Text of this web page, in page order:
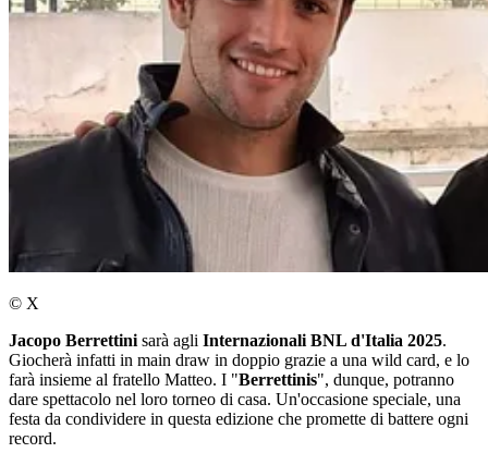
© X
Jacopo Berrettini sarà agli Internazionali BNL d'Italia 2025.
Giocherà infatti in main draw in doppio grazie a una wild card, e lo
farà insieme al fratello Matteo. I "Berrettinis", dunque, potranno
dare spettacolo nel loro torneo di casa. Un'occasione speciale, una
festa da condividere in questa edizione che promette di battere ogni
record.